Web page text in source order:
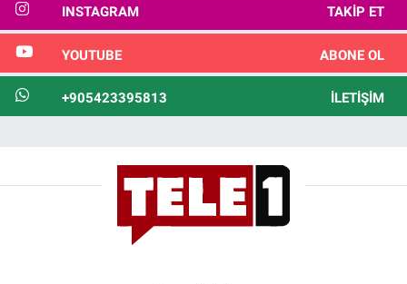
INSTAGRAM TAKIP ET
YOUTUBE ABONE OL
+905423395813 İLETIŞIM